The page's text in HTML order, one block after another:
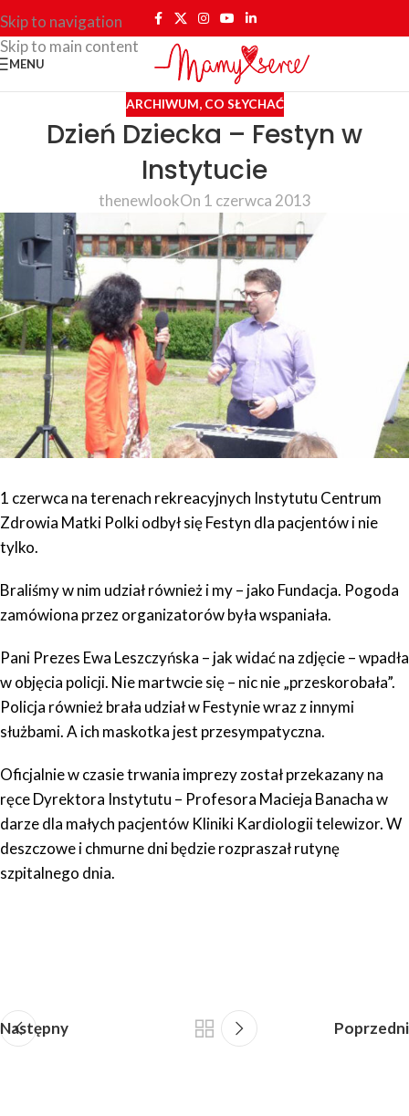
Skip to navigation
Skip to main content
MENU
ARCHIWUM, CO SŁYCHAĆ
Dzień Dziecka – Festyn w
Instytucie
thenewlookOn 1 czerwca 2013
1 czerwca na terenach rekreacyjnych Instytutu Centrum
Zdrowia Matki Polki odbył się Festyn dla pacjentów i nie
tylko.
Braliśmy w nim udział również i my – jako Fundacja. Pogoda
zamówiona przez organizatorów była wspaniała.
Pani Prezes Ewa Leszczyńska – jak widać na zdjęcie – wpadła
w objęcia policji. Nie martwcie się – nic nie „przeskorobała”.
Policja również brała udział w Festynie wraz z innymi
służbami. A ich maskotka jest przesympatyczna.
Oficjalnie w czasie trwania imprezy został przekazany na
ręce Dyrektora Instytutu – Profesora Macieja Banacha w
darze dla małych pacjentów Kliniki Kardiologii telewizor. W
deszczowe i chmurne dni będzie rozpraszał rutynę
szpitalnego dnia.
Następny Poprzedni